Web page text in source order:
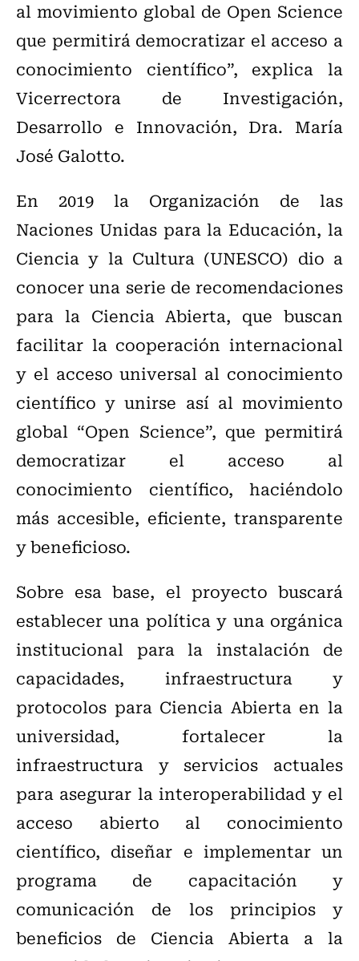
al movimiento global de Open Science
que permitirá democratizar el acceso a
conocimiento científico”, explica la
Vicerrectora de Investigación,
Desarrollo e Innovación, Dra. María
José Galotto.
En 2019 la Organización de las
Naciones Unidas para la Educación, la
Ciencia y la Cultura (UNESCO) dio a
conocer una serie de recomendaciones
para la Ciencia Abierta, que buscan
facilitar la cooperación internacional
y el acceso universal al conocimiento
científico y unirse así al movimiento
global “Open Science”, que permitirá
democratizar el acceso al
conocimiento científico, haciéndolo
más accesible, eficiente, transparente
y beneficioso.
Sobre esa base, el proyecto buscará
establecer una política y una orgánica
institucional para la instalación de
capacidades, infraestructura y
protocolos para Ciencia Abierta en la
universidad, fortalecer la
infraestructura y servicios actuales
para asegurar la interoperabilidad y el
acceso abierto al conocimiento
científico, diseñar e implementar un
programa de capacitación y
comunicación de los principios y
beneficios de Ciencia Abierta a la